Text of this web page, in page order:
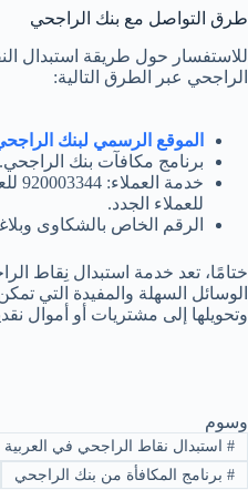
طرق التواصل مع بنك الراجحي
للاستفسار حول طريقة استبدال
الراجحي عبر الطرق التالية:
الموقع الرسمي لبنك
برنامج مكافآت بنك الراجحي.
للعملاء الجدد.
الرقم الخاص بالشكاوى وبلاغات
ختامًا، تعد خدمة استبدال نِقاط
الوسائل السهلة والمفيدة التي
وتحويلها إلى مشتريات أو أموال
وسوم
#استبدال نقاط الراجحي في العربية
#برنامج المكافأة من بنك الراجحي